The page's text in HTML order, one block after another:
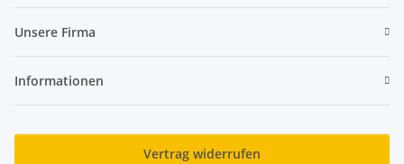
Unsere Firma
Informationen
Vertrag widerrufen